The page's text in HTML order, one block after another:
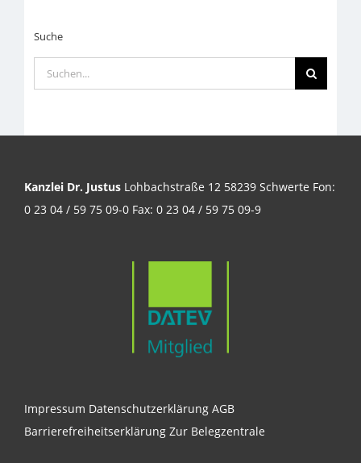
Suche
Suche
nach:
Kanzlei Dr. Justus Lohbachstraße 12 58239 Schwerte Fon:
0 23 04 / 59 75 09-0 Fax: 0 23 04 / 59 75 09-9
Impressum Datenschutzerklärung AGB
Barrierefreiheitserklärung Zur Belegzentrale